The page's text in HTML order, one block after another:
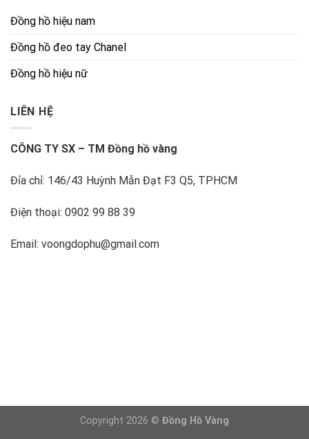
Đồng hồ hiệu nam
Đồng hồ đeo tay Chanel
Đồng hồ hiệu nữ
LIÊN HỆ
CÔNG TY SX – TM Đồng hồ vàng
Đỉa chỉ: 146/43 Huỳnh Mẫn Đạt F3 Q5, TPHCM
Điện thoại: 0902 99 88 39
Email: voongdophu@gmail.com
Copyright 2026 © Đồng Hồ Vàng